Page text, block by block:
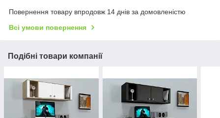
Повернення товару впродовж 14 днів за домовленістю
Всі умови повернення
Подібні товари компанії